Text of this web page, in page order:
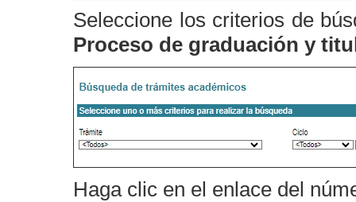
Seleccione los criterios de
Proceso de graduación y
Haga clic en el enlace del